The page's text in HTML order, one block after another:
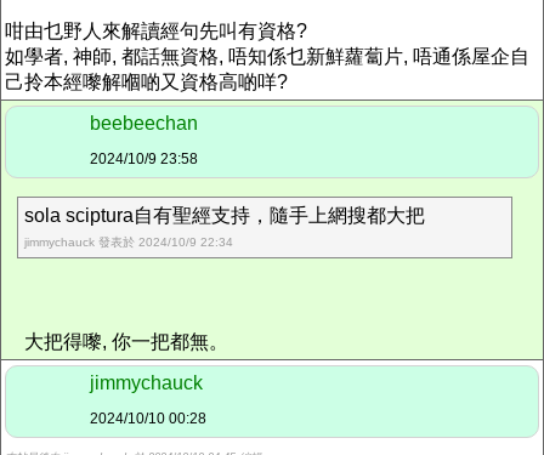
咁由乜野人來解讀經句先叫有資格?
如學者, 神師, 都話無資格, 唔知係乜新鮮蘿蔔片, 唔通係屋企自
己拎本經嚟解嗰啲又資格高啲咩?
beebeechan
2024/10/9 23:58
sola sciptura自有聖經支持，隨手上網搜都大把
jimmychauck 發表於 2024/10/9 22:34
大把得嚟, 你一把都無。
jimmychauck
2024/10/10 00:28